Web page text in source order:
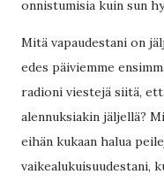
onnistumisia kuin sun
Mitä vapaudestani on
edes päiviemme
radioni viestejä siitä,
alennuksiakin jäljellä?
eihän kukaan halua
vaikealukuisuudestani,